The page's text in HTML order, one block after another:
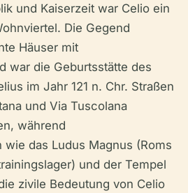
und Kaiserzeit war Celio ein
Die Gegend
Häuser mit
war die Geburtsstätte des
im Jahr 121 n. Chr. Straßen
und Via Tuscolana
während
das Ludus Magnus (Roms
und der Tempel
zivile Bedeutung von Celio